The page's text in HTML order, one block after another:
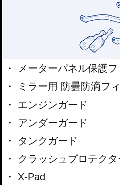
メーターパネル保護
ミラー用 防曇防滴フ
エンジンガード
アンダーガード
タンクガード
クラッシュプロテクタ
X-Pad